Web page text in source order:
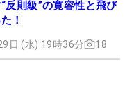
反則級”の寛容性と飛び
！
日 (水) 19時36分 18